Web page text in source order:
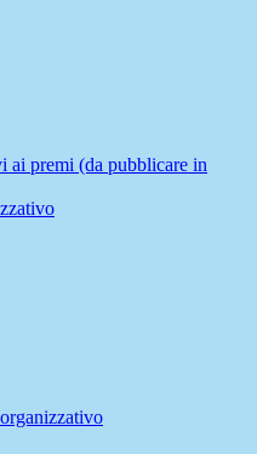
ai premi (da pubblicare in